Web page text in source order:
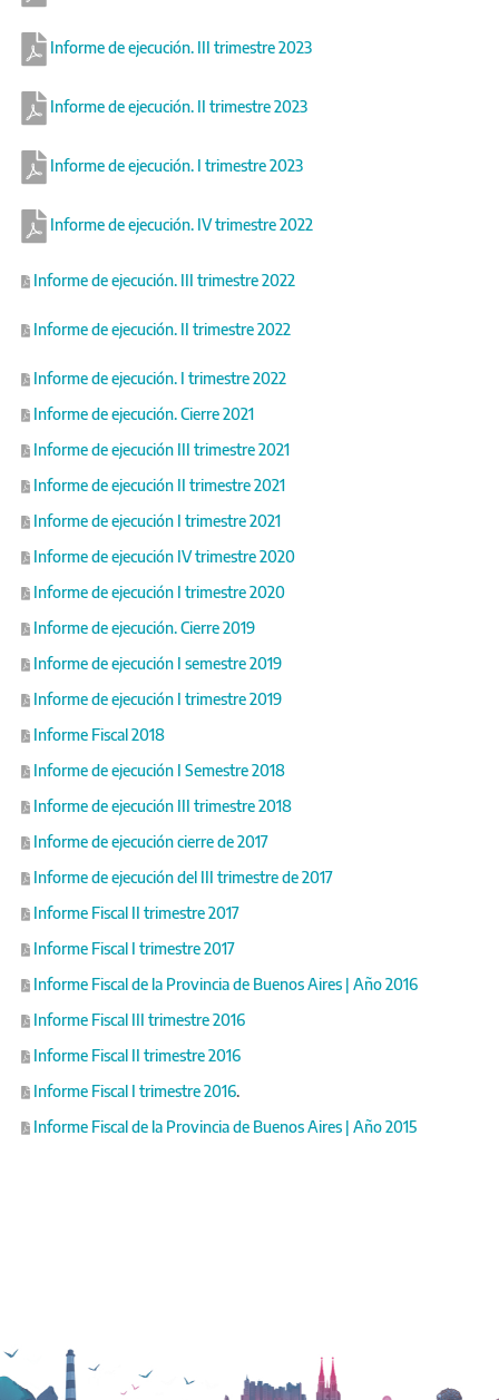
Informe de ejecución. III trimestre 2023
Informe de ejecución. II trimestre 2023
Informe de ejecución. I trimestre 2023
Informe de ejecución. IV trimestre 2022
Informe de ejecución. III trimestre 2022
Informe de ejecución. II trimestre 2022
Informe de ejecución. I trimestre 2022
Informe de ejecución. Cierre 2021
Informe de ejecución III trimestre 2021
Informe de ejecución II trimestre 2021
Informe de ejecución I trimestre 2021
Informe de ejecución IV trimestre 2020
Informe de ejecución I trimestre 2020
Informe de ejecución. Cierre 2019
Informe de ejecución I semestre 2019
Informe de ejecución I trimestre 2019
Informe Fiscal 2018
Informe de ejecución I Semestre 2018
Informe de ejecución III trimestre 2018
Informe de ejecución cierre de 2017
Informe de ejecución del III trimestre de 2017
Informe Fiscal II trimestre 2017
Informe Fiscal I trimestre 2017
Informe Fiscal de la Provincia de Buenos Aires | Año 2016
Informe Fiscal III trimestre 2016
Informe Fiscal II trimestre 2016
Informe Fiscal I trimestre 2016.
Informe Fiscal de la Provincia de Buenos Aires | Año 2015